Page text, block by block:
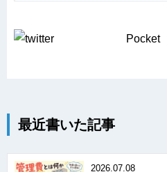
Pocket
最近書いた記事
2026.07.08